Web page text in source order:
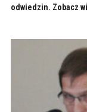
odwiedzin. Zobacz